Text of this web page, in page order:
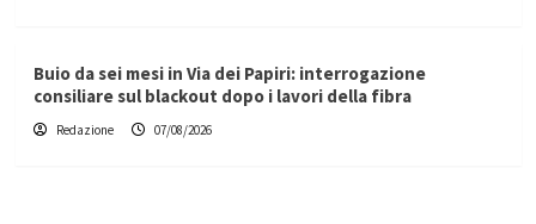
Buio da sei mesi in Via dei Papiri: interrogazione
consiliare sul blackout dopo i lavori della fibra
Redazione 07/08/2026